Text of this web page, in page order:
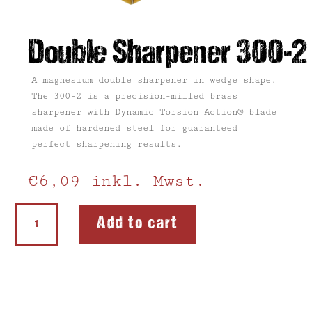
Double Sharpener 300-2
A magnesium double sharpener in wedge shape.
The 300-2 is a precision-milled brass
sharpener with Dynamic Torsion Action® blade
made of hardened steel for guaranteed
perfect sharpening results.
€6,09 inkl. Mwst.
Double
Sharpener
300-
Add to cart